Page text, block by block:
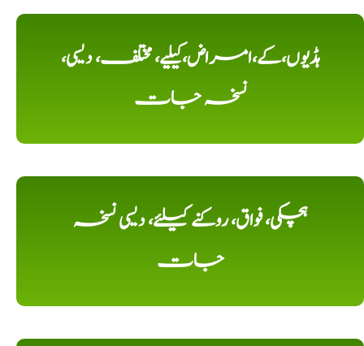
ہڈیوں،کے،امراض،کیلیے، مختلف، دیسی،
نسخہ جات
ہچکی، فواق، روکنے کیلئے، دیسی نسخہ
جات